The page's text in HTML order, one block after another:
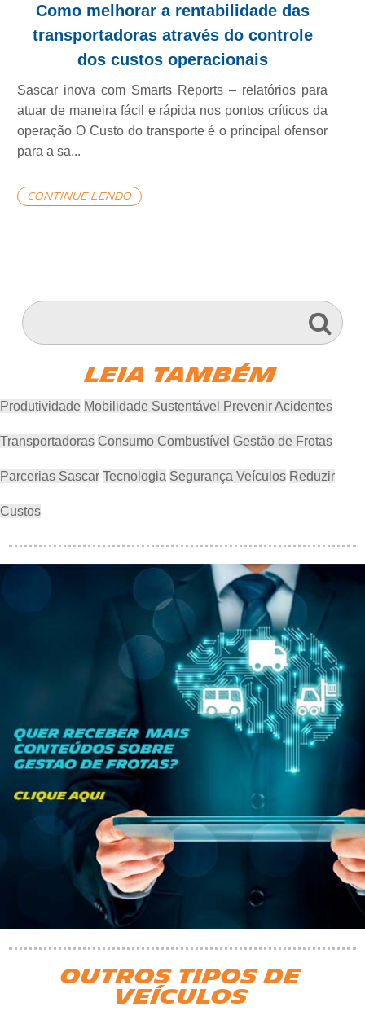
Como melhorar a rentabilidade das
transportadoras através do controle
dos custos operacionais
Sascar inova com Smarts Reports – relatórios para
atuar de maneira fácil e rápida nos pontos críticos da
operação O Custo do transporte é o principal ofensor
para a sa...
continue lendo
LEIA TAMBÉM
Produtividade Mobilidade Sustentável Prevenir Acidentes
Transportadoras Consumo Combustível Gestão de Frotas
Parcerias Sascar Tecnologia Segurança Veículos Reduzir
Custos
OUTROS TIPOS DE
VEÍCULOS